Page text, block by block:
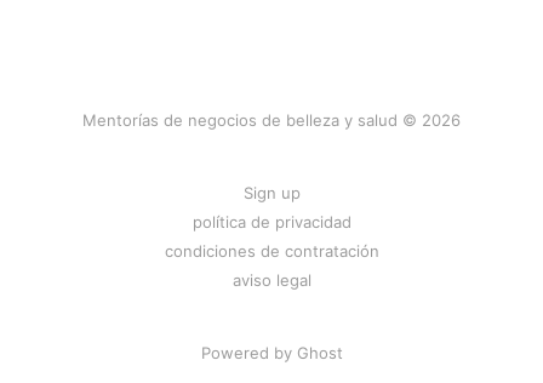
Mentorías de negocios de belleza y salud © 2026
Sign up
política de privacidad
condiciones de contratación
aviso legal
Powered by Ghost